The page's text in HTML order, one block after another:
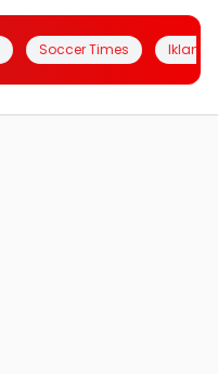
Soccer Times Iklanin